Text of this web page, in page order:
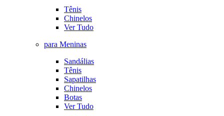
Tênis
Chinelos
Ver Tudo
para Meninas
Sandálias
Tênis
Sapatilhas
Chinelos
Botas
Ver Tudo